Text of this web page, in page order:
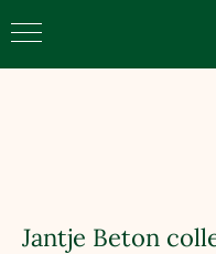
Scoutinggroep de
Jantje Beton